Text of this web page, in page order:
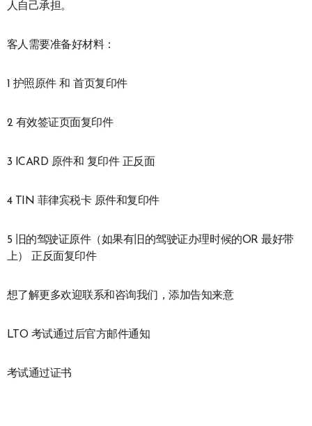
人自己承担。
客人需要准备好材料：
1 护照原件 和 首页复印件
2 有效签证页面复印件
3 ICARD 原件和 复印件 正反面
4 TIN 菲律宾税卡 原件和复印件
5 旧的驾驶证原件（如果有旧的驾驶证办理时候的OR 最好带
上） 正反面复印件
想了解更多欢迎联系和咨询我们，添加告知来意
LTO 考试通过后官方邮件通知
考试通过证书